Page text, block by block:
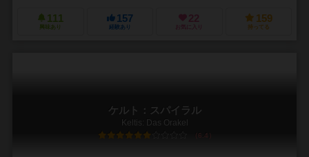
111
興味あり
157
経験あり
22
お気に入り
159
持ってる
ケルト：スパイラル
Keltis: Das Orakel
6.4